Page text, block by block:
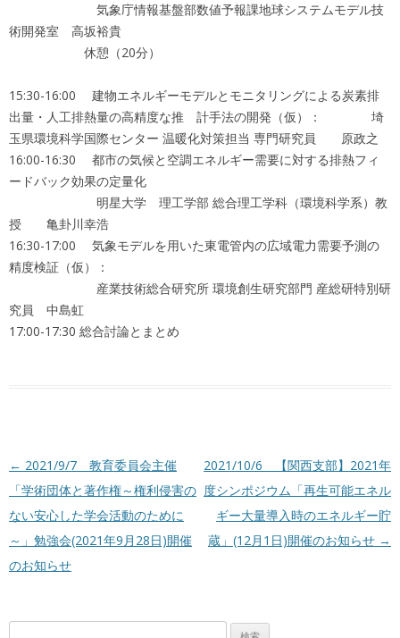
気象庁情報基盤部数値予報課地球システムモデル技
術開発室 高坂裕貴
休憩（20分）
15:30-16:00 建物エネルギーモデルとモニタリングによる炭素排
出量・人工排熱量の高精度な推 計手法の開発（仮）： 埼
玉県環境科学国際センター 温暖化対策担当 専門研究員 原政之
16:00-16:30 都市の気候と空調エネルギー需要に対する排熱フィ
ードバック効果の定量化
明星大学 理工学部 総合理工学科（環境科学系）教
授 亀卦川幸浩
16:30-17:00 気象モデルを用いた東電管内の広域電力需要予測の
精度検証（仮）：
産業技術総合研究所 環境創生研究部門 産総研特別研
究員 中島虹
17:00-17:30 総合討論とまとめ
投稿ナビゲーション
← 2021/9/7 教育委員会主催
「学術団体と著作権～権利侵害の
ない安心した学会活動のために
～」勉強会(2021年9月28日)開催
のお知らせ
2021/10/6 【関西支部】2021年
度シンポジウム「再生可能エネル
ギー大量導入時のエネルギー貯
蔵」(12月1日)開催のお知らせ →